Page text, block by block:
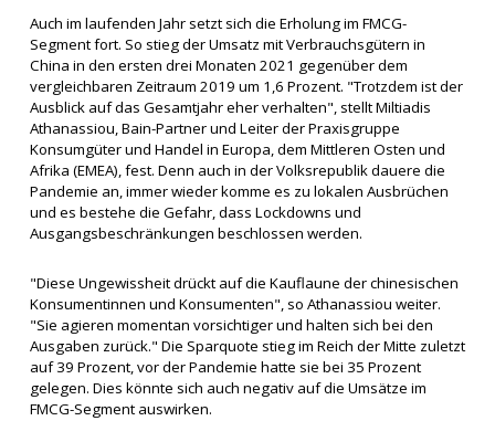
Auch im laufenden Jahr setzt sich die Erholung im FMCG-
Segment fort. So stieg der Umsatz mit Verbrauchsgütern in
China in den ersten drei Monaten 2021 gegenüber dem
vergleichbaren Zeitraum 2019 um 1,6 Prozent. "Trotzdem ist der
Ausblick auf das Gesamtjahr eher verhalten", stellt Miltiadis
Athanassiou, Bain-Partner und Leiter der Praxisgruppe
Konsumgüter und Handel in Europa, dem Mittleren Osten und
Afrika (EMEA), fest. Denn auch in der Volksrepublik dauere die
Pandemie an, immer wieder komme es zu lokalen Ausbrüchen
und es bestehe die Gefahr, dass Lockdowns und
Ausgangsbeschränkungen beschlossen werden.
"Diese Ungewissheit drückt auf die Kauflaune der chinesischen
Konsumentinnen und Konsumenten", so Athanassiou weiter.
"Sie agieren momentan vorsichtiger und halten sich bei den
Ausgaben zurück." Die Sparquote stieg im Reich der Mitte zuletzt
auf 39 Prozent, vor der Pandemie hatte sie bei 35 Prozent
gelegen. Dies könnte sich auch negativ auf die Umsätze im
FMCG-Segment auswirken.